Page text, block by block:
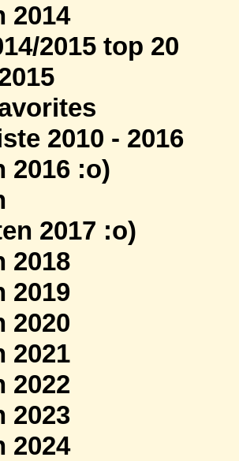
2014
2015 top 20
2010 - 2016
2016 :o)
2017 :o)
2018
2019
2020
2021
2022
2023
2024